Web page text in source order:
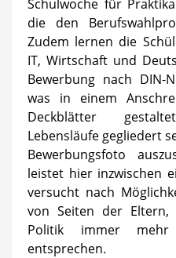
Schulwoche für
die den
Zudem lernen die
IT, Wirtschaft und
Bewerbung nach DIN-
was in einem
Deckblätter
Lebensläufe gegliedert
Bewerbungsfoto
leistet hier inzwischen
versucht nach
von Seiten der
Politik immer
entsprechen.